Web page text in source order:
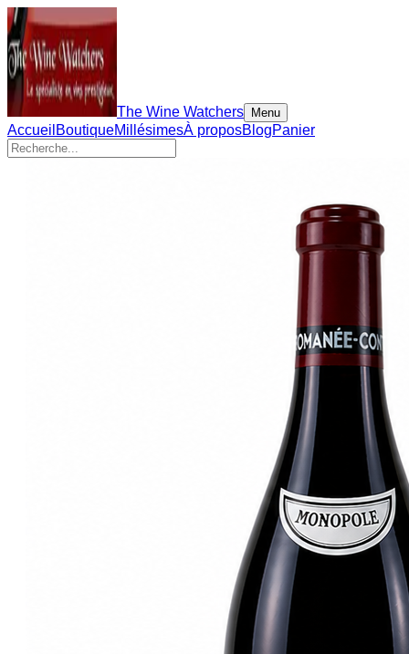
The Wine Watchers Menu
Accueil BoutiqueMillésimesÀ proposBlogPanier